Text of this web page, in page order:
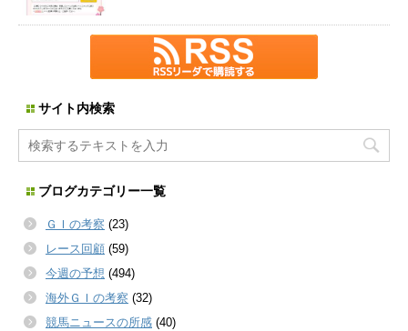
サイト内検索
ブログカテゴリー一覧
ＧＩの考察 (23)
レース回顧 (59)
今週の予想 (494)
海外ＧＩの考察 (32)
競馬ニュースの所感 (40)